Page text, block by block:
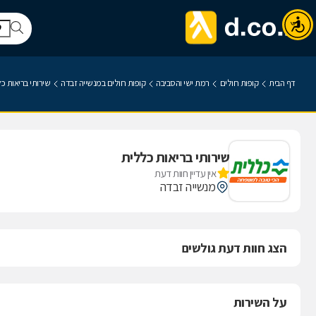
דף הבית קופות חולים רמת ישי והסביבה קופות חולים במנשייה זבדה שירותי בריאות
שירותי בריאות כללית
אין עדיין חוות דעת
מנשייה זבדה
הצג חוות דעת גולשים
על השירות